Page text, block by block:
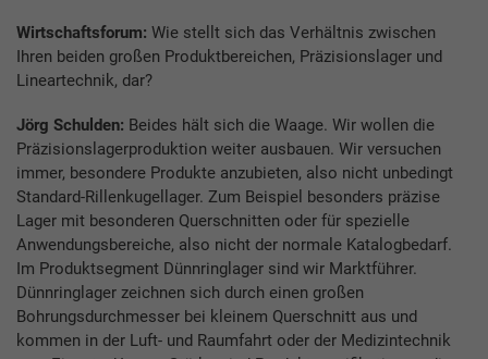
Wirtschaftsforum: Wie stellt sich das Verhältnis zwischen
Ihren beiden großen Produktbereichen, Präzisionslager und
Lineartechnik, dar?
Jörg Schulden: Beides hält sich die Waage. Wir wollen die
Präzisionslagerproduktion weiter ausbauen. Wir versuchen
immer, besondere Produkte anzubieten, also nicht unbedingt
Standard-Rillenkugellager. Zum Beispiel besonders präzise
Lager mit besonderen Querschnitten oder für spezielle
Anwendungsbereiche, also nicht der normale Katalogbedarf.
Im Produktsegment Dünnringlager sind wir Marktführer.
Dünnringlager zeichnen sich durch einen großen
Bohrungsdurchmesser bei kleinem Querschnitt aus und
kommen in der Luft- und Raumfahrt oder der Medizintechnik